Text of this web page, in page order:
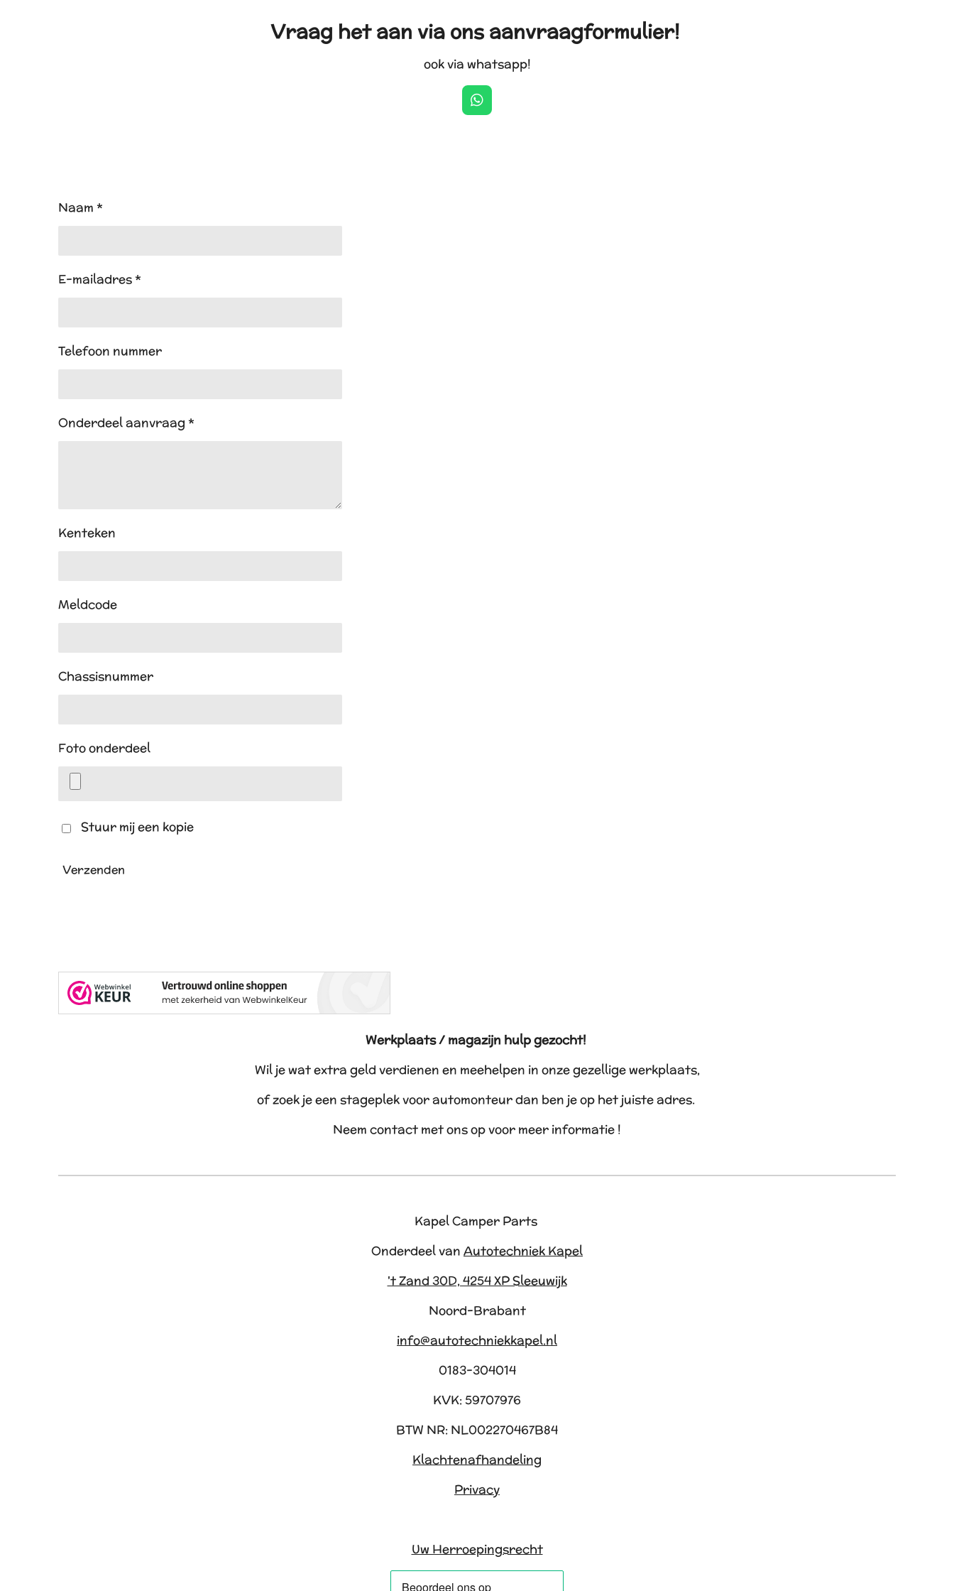
Vraag het aan via ons aanvraagformulier!
ook via whatsapp!
W
h
Naam *
E-mailadres *
Telefoon nummer
Onderdeel aanvraag *
Kenteken
Meldcode
Chassisnummer
Foto onderdeel
Stuur mij een kopie
Verzenden
Werkplaats / magazijn hulp gezocht!
Wil je wat extra geld verdienen en meehelpen in onze gezellige werkplaats,
of zoek je een stageplek voor automonteur dan ben je op het juiste adres.
Neem contact met ons op voor meer informatie !
Kapel Camper Parts
Onderdeel van Autotechniek Kapel
't Zand 30D, 4254 XP Sleeuwijk
Noord-Brabant
info@autotechniekkapel.nl
0183-304014
KVK: 59707976
BTW NR: NL002270467B84
Klachtenafhandeling
Privacy
Uw Herroepingsrecht